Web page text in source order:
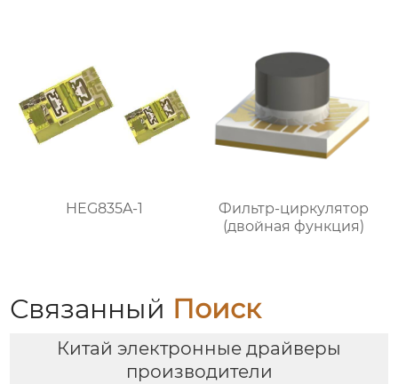
HEG835A-1
Фильтр-циркулятор
(двойная функция)
Связанный Поиск
Китай электронные драйверы
производители